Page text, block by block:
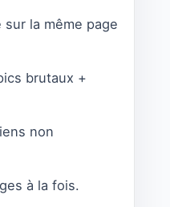
la même page
brutaux +
non
à la fois.